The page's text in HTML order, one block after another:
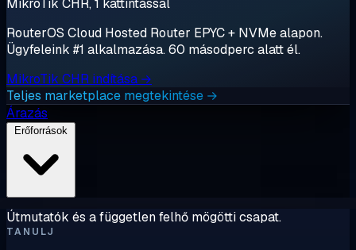
MikroTik CHR, 1 kattintással
RouterOS Cloud Hosted Router EPYC + NVMe alapon.
Ügyfeleink #1 alkalmazása. 60 másodperc alatt él.
MikroTik CHR indítása →
Teljes marketplace megtekintése →
Árazás
Útmutatók és a független felhő mögötti csapat.
TANULJ